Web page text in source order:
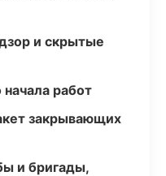
и скрытые
работ
закрывающих
и бригады,